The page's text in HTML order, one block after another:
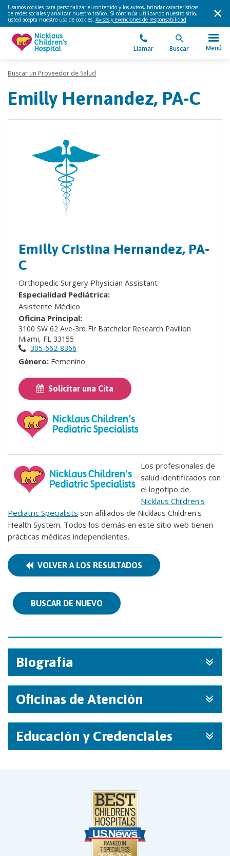
Usamos cookies para personalizar el contenido y los avisos, brindar características
de redes sociales y analizar nuestro tráfico. Si continúa utilizando nuestro sitio,
usted acepta nuestro uso de cookies. Avisos y exenciones de responsabilidad.
Llamar Buscar Menú
Buscar un Proveedor de Salud
Emilly Hernandez, PA-C
Emilly Cristina Hernandez, PA-
C
Orthopedic Surgery Physician Assistant
Especialidad Pediátrica:
Asistente Médico
Oficina Principal:
3100 SW 62 Ave-3rd Flr Batchelor Research Pavilion
Miami, FL 33155
305-662-8366
Género: Femenino
Solicitar una Cita
Los profesionales de
salud identificados con
el logotipo de
Nicklaus Children's
Pediatric Specialists son afiliados de Nicklaus Children's
Health System. Todos los demás en este sitio web tienen
prácticas médicas independientes.
VOLVER A LOS RESULTADOS
BUSCAR DE NUEVO
Biografía
Oficinas de Atención
Educación y Credenciales